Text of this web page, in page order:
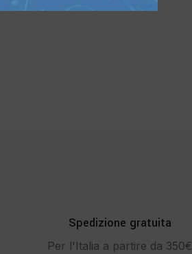
Spedizione gratuita
Per l'Italia a partire da 350€